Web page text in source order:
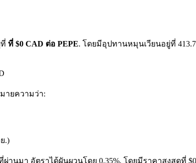
ที่ $0 CAD ต่อ PEPE. โดยมีอุปทานหมุนเวียนอยู่ที่
ายความว่า:
.)
ผ่านมา อัตราได้ผันผวนโดย 0.35%, โดยมีราคาสูงสุดที่